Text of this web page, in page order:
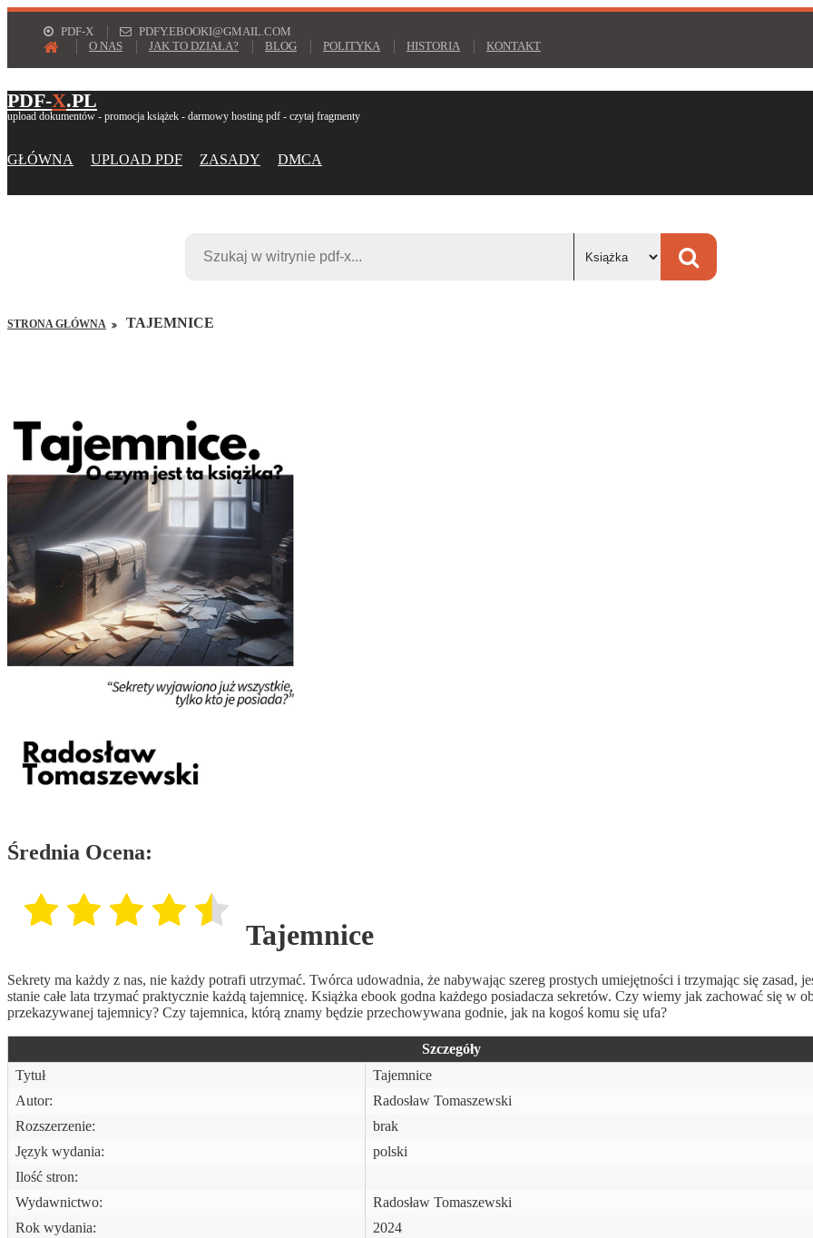
PDF-X
PDFY.EBOOKI@GMAIL.COM
O NAS
JAK TO DZIAŁA? BLOG POLITYKA HISTORIA KONTAKT
PDF-X.PL
upload dokumentów - promocja książek - darmowy hosting pdf - czytaj fragmenty
GŁÓWNA UPLOAD PDF ZASADY DMCA
STRONA GŁÓWNA TAJEMNICE
Średnia Ocena:
Tajemnice
Sekrety ma każdy z nas, nie każdy potrafi utrzymać. Twórca udowadnia, że nabywając szereg prostych umiejętności i trzymając się zasad,
stanie całe lata trzymać praktycznie każdą tajemnicę. Książka ebook godna każdego posiadacza sekretów. Czy wiemy jak zachować się w
przekazywanej tajemnicy? Czy tajemnica, którą znamy będzie przechowywana godnie, jak na kogoś komu się ufa?
Szczegóły
Tytuł
Tajemnice
Autor:
Radosław Tomaszewski
Rozszerzenie:
brak
Język wydania:
polski
Ilość stron:
Wydawnictwo:
Radosław Tomaszewski
Rok wydania:
2024